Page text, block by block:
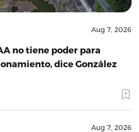
Aug 7, 2026
no tiene poder para
dice González
Aug 7, 2026